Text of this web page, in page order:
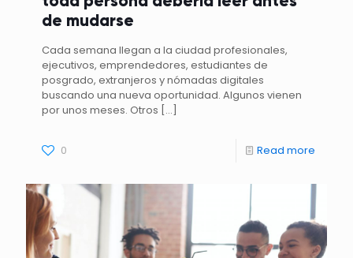
de mudarse
Cada semana llegan a la ciudad profesionales,
ejecutivos, emprendedores, estudiantes de
posgrado, extranjeros y nómadas digitales
buscando una nueva oportunidad. Algunos vienen
por unos meses. Otros […]
0 Read more